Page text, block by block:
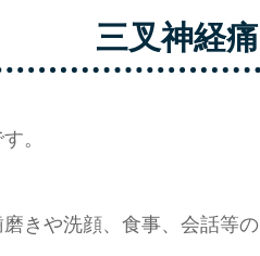
三叉神経痛
。
きや洗顔、食事、会話等の